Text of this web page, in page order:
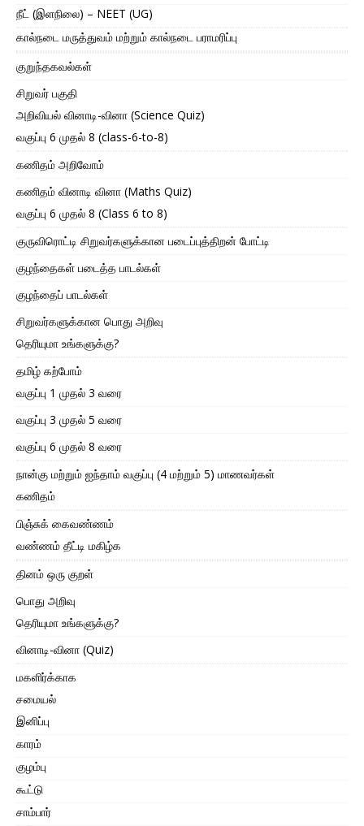
நீட் (இளநிலை) – NEET (UG)
கால்நடை மருத்துவம் மற்றும் கால்நடை பராமரிப்பு
குறுந்தகவல்கள்
சிறுவர் பகுதி
அறிவியல் வினாடி-வினா (Science Quiz)
வகுப்பு 6 முதல் 8 (class-6-to-8)
கணிதம் அறிவோம்
கணிதம் வினாடி வினா (Maths Quiz)
வகுப்பு 6 முதல் 8 (Class 6 to 8)
குருவிரொட்டி சிறுவர்களுக்கான படைப்புத்திறன் போட்டி
குழந்தைகள் படைத்த பாடல்கள்
குழந்தைப் பாடல்கள்
சிறுவர்களுக்கான பொது அறிவு
தெரியுமா உங்களுக்கு?
தமிழ் கற்போம்
வகுப்பு 1 முதல் 3 வரை
வகுப்பு 3 முதல் 5 வரை
வகுப்பு 6 முதல் 8 வரை
நான்கு மற்றும் ஐந்தாம் வகுப்பு (4 மற்றும் 5) மாணவர்கள்
கணிதம்
பிஞ்சுக் கைவண்ணம்
வண்ணம் தீட்டி மகிழ்க
தினம் ஒரு குறள்
பொது அறிவு
தெரியுமா உங்களுக்கு?
வினாடி-வினா (Quiz)
மகளிர்க்காக
சமையல்
இனிப்பு
காரம்
குழம்பு
கூட்டு
சாம்பார்